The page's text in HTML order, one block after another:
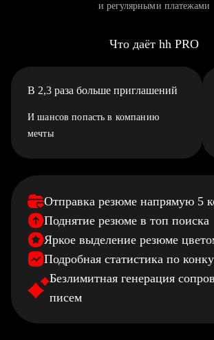
и регулярными платежами
Что даёт hh PRO
В 2,3 раза больше приглашений
И шансов попасть в компанию
мечты
Отправка резюме напрямую 5
Поднятие резюме в топ поиска
Яркое выделение резюме
Подробная статистика по
Безлимитная генерация
писем